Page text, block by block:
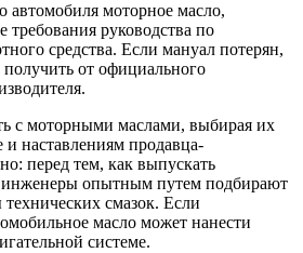
автомобиля моторное масло,
требования руководства по
средства. Если мануал потерян,
от официального
с моторными маслами, выбирая их
наставлениям продавца-
перед тем, как выпускать
инженеры опытным путем подбирают
смазок. Если
масло может нанести
системе.